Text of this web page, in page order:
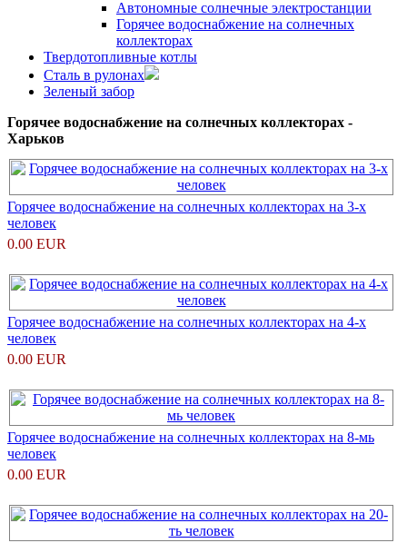
Автономные солнечные электростанции
Горячее водоснабжение на солнечных
коллекторах
Твердотопливные котлы
Сталь в рулонах
Зеленый забор
Горячее водоснабжение на солнечных коллекторах -
Харьков
Горячее водоснабжение на солнечных коллекторах на 3-х
человек
0.00 EUR
Горячее водоснабжение на солнечных коллекторах на 4-х
человек
0.00 EUR
Горячее водоснабжение на солнечных коллекторах на 8-мь
человек
0.00 EUR